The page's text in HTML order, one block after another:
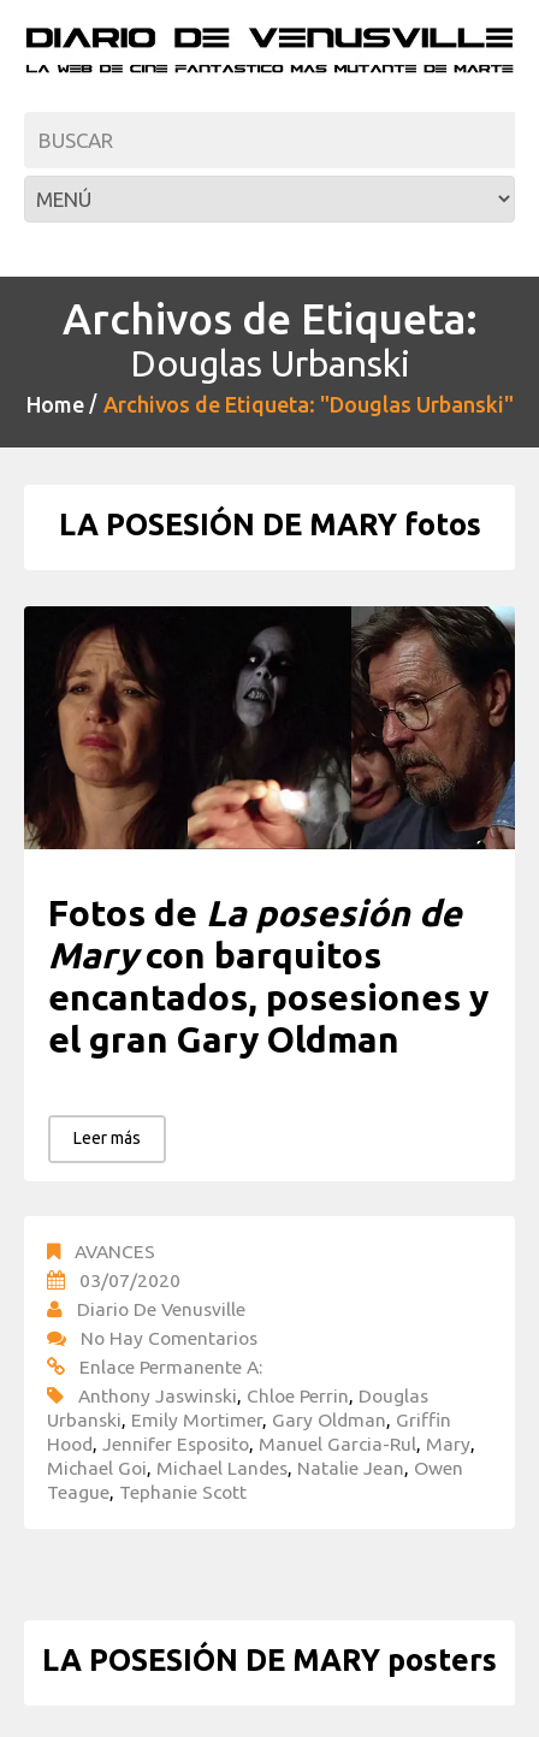
Archivos de Etiqueta:
Douglas Urbanski
Home Archivos de Etiqueta: "Douglas Urbanski"
LA POSESIÓN DE MARY fotos
Fotos de La posesión de
Marycon barquitos
encantados, posesiones y
el gran Gary Oldman
Leer más
AVANCES
03/07/2020
Diario De Venusville
No Hay Comentarios
Enlace Permanente A:
Anthony Jaswinski, Chloe Perrin, Douglas
Urbanski, Emily Mortimer, Gary Oldman, Griffin
Hood, Jennifer Esposito, Manuel Garcia-Rul, Mary,
Michael Goi, Michael Landes, Natalie Jean, Owen
Teague, Tephanie Scott
LA POSESIÓN DE MARY posters